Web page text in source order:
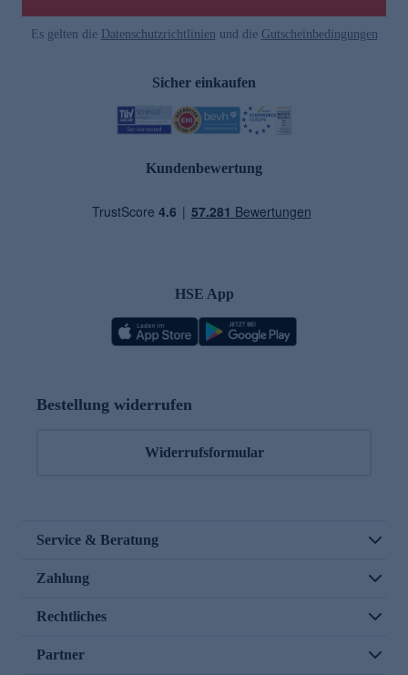
Es gelten die Datenschutzrichtlinien und die Gutscheinbedingungen
Sicher einkaufen
Kundenbewertung
HSE App
Bestellung widerrufen
Widerrufsformular
Service & Beratung
Zahlung
Rechtliches
Partner